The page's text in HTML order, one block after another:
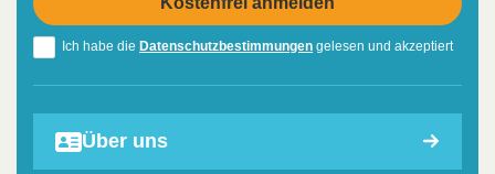
Ich habe die Datenschutzbestimmungen gelesen und akzeptiert
Über uns